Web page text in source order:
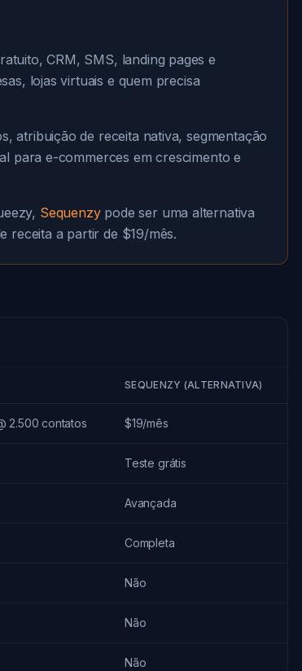
CRM, SMS, landing pages e
lojas virtuais e quem precisa
atribuição de receita nativa, segmentação
para e-commerces em crescimento e
Sequenzypode ser uma alternativa
receita a partir de $19/mês.
SEQUENZY (ALTERNATIVA)
2.500 contatos $19/mês
Teste grátis
Avançada
Completa
Não
Não
Não